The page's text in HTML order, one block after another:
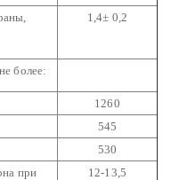
1,4± 0,2
более:
1260
545
530
при
12-13,5